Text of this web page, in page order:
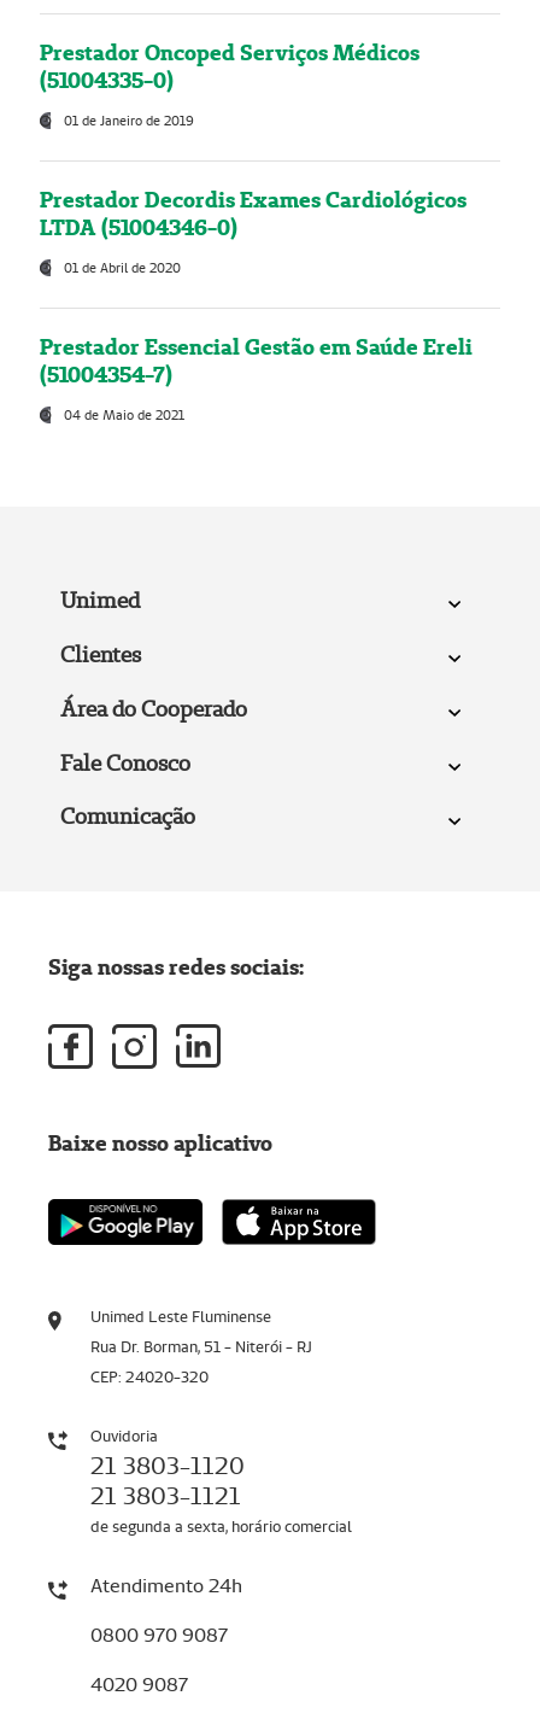
Prestador Oncoped Serviços Médicos
(51004335-0)
01 de Janeiro de 2019
Prestador Decordis Exames Cardiológicos
LTDA (51004346-0)
01 de Abril de 2020
Prestador Essencial Gestão em Saúde Ereli
(51004354-7)
04 de Maio de 2021
Unimed
Clientes
Área do Cooperado
Fale Conosco
Comunicação
Unimed Leste Fluminense
Rua Dr. Borman, 51 - Niterói - RJ
CEP: 24020-320
Ouvidoria
21 3803-1120
21 3803-1121
de segunda a sexta, horário comercial
Atendimento 24h
0800 970 9087
4020 9087
Siga nossas redes sociais:
Baixe nosso aplicativo